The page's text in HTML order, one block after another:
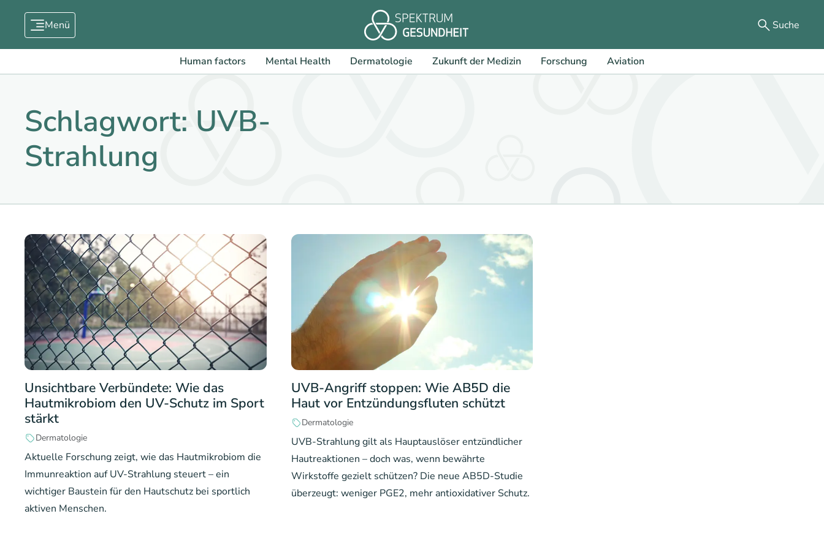
Menü Suche
Human factors Mental Health Dermatologie Zukunft der Medizin Forschung Aviation
Schlagwort: UVB-
Strahlung
Unsichtbare Verbündete: Wie das
Hautmikrobiom den UV-Schutz im Sport
stärkt
Dermatologie
Aktuelle Forschung zeigt, wie das Hautmikrobiom die
Immunreaktion auf UV-Strahlung steuert – ein
wichtiger Baustein für den Hautschutz bei sportlich
aktiven Menschen.
UVB-Angriff stoppen: Wie AB5D die
Haut vor Entzündungsfluten schützt
Dermatologie
UVB-Strahlung gilt als Hauptauslöser entzündlicher
Hautreaktionen – doch was, wenn bewährte
Wirkstoffe gezielt schützen? Die neue AB5D-Studie
überzeugt: weniger PGE2, mehr antioxidativer Schutz.